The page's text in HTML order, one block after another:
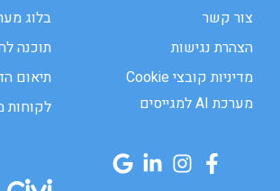
צור קשר
הצהרת נגישות
מדיניות קובצי Cookie
מערכת AI למגייסים
בלוג
תוכנה
תיאום
לקוחות